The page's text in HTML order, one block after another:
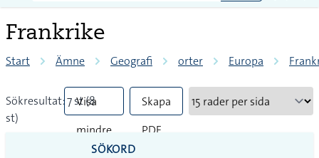
Frankrike
Start Ämne Geografi orter Europa
Sökresultat: 7 st (8
st)
Visa
mindre
Skapa
PDF
SÖKORD